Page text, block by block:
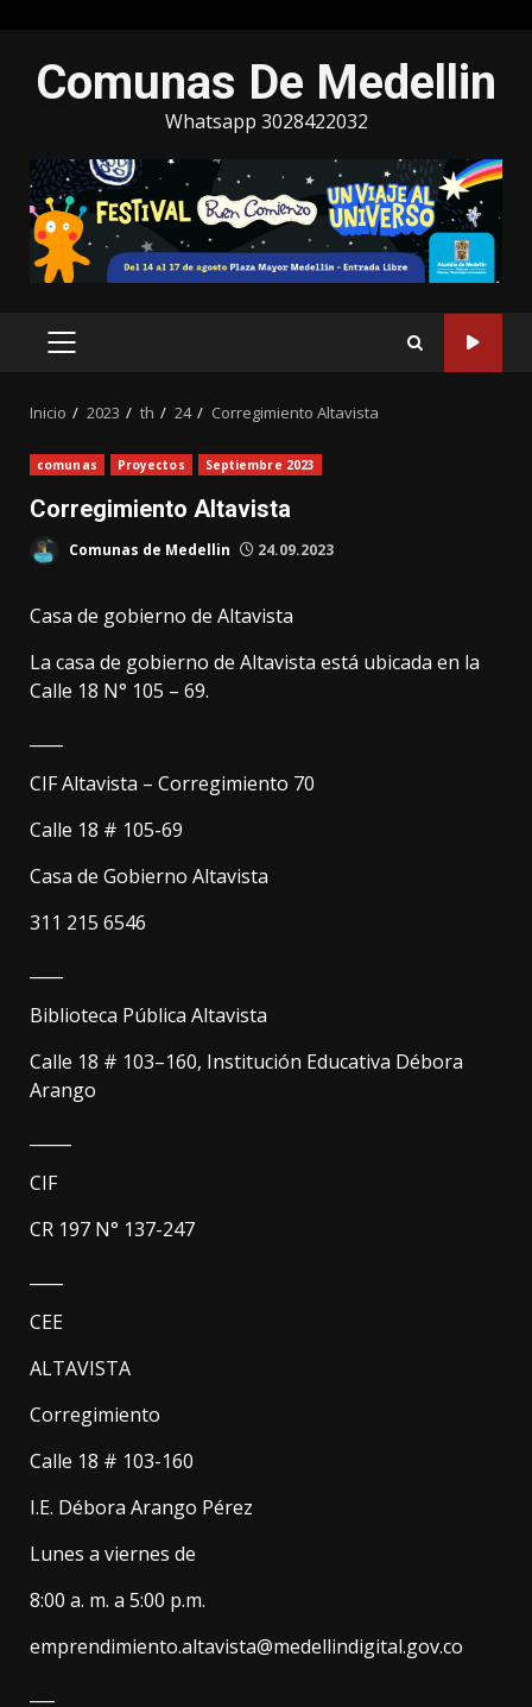
contenido
Comunas De Medellin
Whatsapp 3028422032
MENÚ
Inicio 2023 th 24 Corregimiento Altavista
comunas Proyectos Septiembre 2023
Corregimiento Altavista
Comunas de Medellin 24.09.2023
Casa de gobierno de Altavista
La casa de gobierno de Altavista está ubicada en la
Calle 18 N° 105 – 69.
CIF Altavista – Corregimiento 70
Calle 18 # 105-69
Casa de Gobierno Altavista
311 215 6546
Biblioteca Pública Altavista
Calle 18 # 103–160, Institución Educativa Débora
Arango
CIF
CR 197 N° 137-247
CEE
ALTAVISTA
Corregimiento
Calle 18 # 103-160
I.E. Débora Arango Pérez
Lunes a viernes de
8:00 a. m. a 5:00 p.m.
emprendimiento.altavista@medellindigital.gov.co